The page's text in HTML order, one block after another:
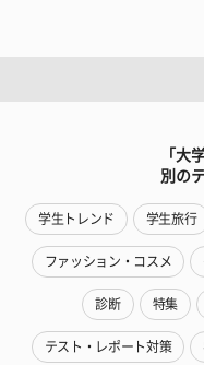
「大
別の
学生トレンド 学生旅行
ファッション・コスメ
診断 特集
テスト・レポート対策